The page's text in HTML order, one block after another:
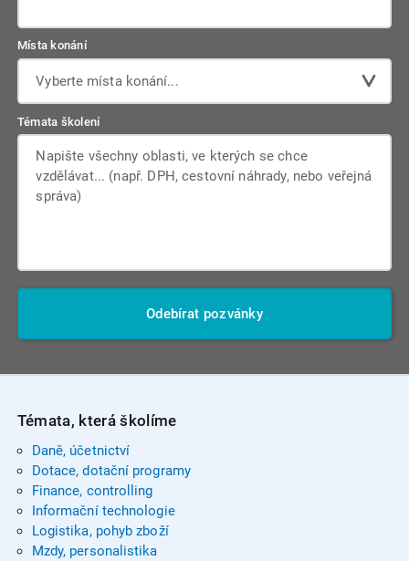
Místa konání
Vyberte místa konání...
Témata školení
Odebírat pozvánky
Témata, která školíme
Daně, účetnictví
Dotace, dotační programy
Finance, controlling
Informační technologie
Logistika, pohyb zboží
Mzdy, personalistika